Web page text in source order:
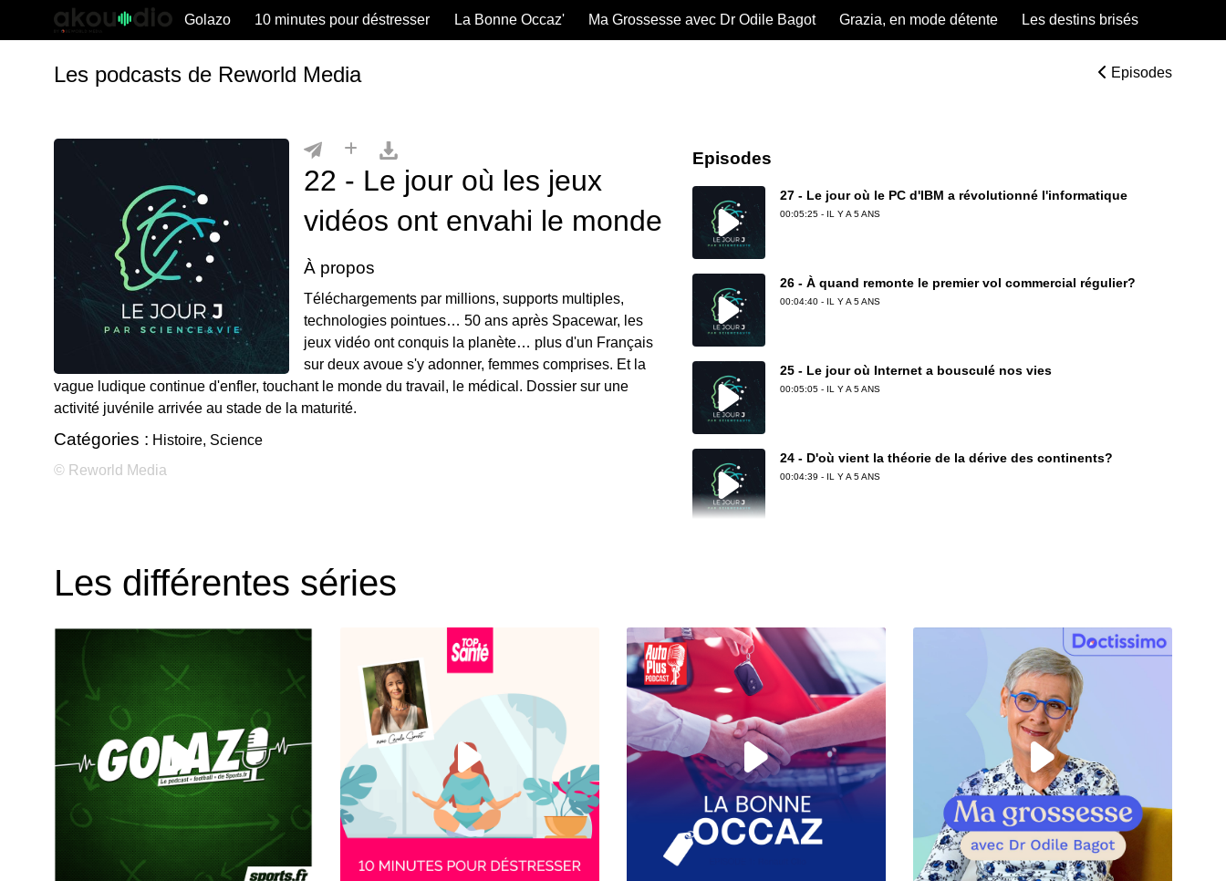
Golazo 10 minutes pour déstresser La Bonne Occaz' Ma Grossesse avec Dr Odile Bagot Grazia, en mode détente Les destins brisés
Les podcasts de Reworld Media Episodes
22 - Le jour où les jeux
vidéos ont envahi le monde
À propos
Téléchargements par millions, supports multiples,
technologies pointues… 50 ans après Spacewar, les
jeux vidéo ont conquis la planète… plus d'un Français
sur deux avoue s'y adonner, femmes comprises. Et la
vague ludique continue d'enfler, touchant le monde du travail, le médical. Dossier sur une
activité juvénile arrivée au stade de la maturité.
Catégories : Histoire, Science
© Reworld Media
Episodes
27 - Le jour où le PC d'IBM a révolutionné l'informatique
00:05:25 - IL Y A 5 ANS
26 - À quand remonte le premier vol commercial régulier?
00:04:40 - IL Y A 5 ANS
25 - Le jour où Internet a bousculé nos vies
00:05:05 - IL Y A 5 ANS
24 - D'où vient la théorie de la dérive des continents?
00:04:39 - IL Y A 5 ANS
22 - Le jour où les jeux vidéos ont envahi le monde
00:04:57 - IL Y A 5 ANS
21 - Quel est l'avenir du nucléaire français?
00:05:05 - IL Y A 5 ANS
20 - Les nouveaux enjeux de la machine à vapeur
00:05:13 - IL Y A 5 ANS
Les différentes séries